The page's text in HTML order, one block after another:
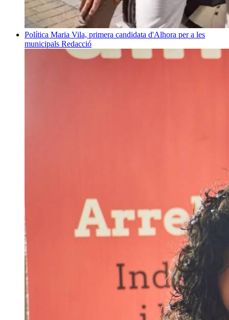
Política Maria Vila, primera candidata d'Alhora per a les
municipals Redacció